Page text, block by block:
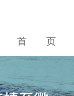
首 页